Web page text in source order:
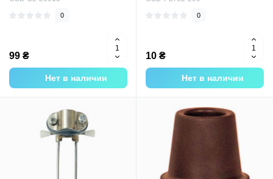
0
99 ₴
Нет в наличии
0
10 ₴
Нет в наличии